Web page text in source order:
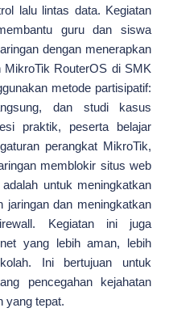
lalu lintas data. Kegiatan
guru dan siswa
dengan menerapkan
MikroTik RouterOS di SMK
metode partisipatif:
dan studi kasus
praktik, peserta belajar
perangkat MikroTik,
memblokir situs web
untuk meningkatkan
jaringan dan meningkatkan
Kegiatan ini juga
yang lebih aman, lebih
Ini bertujuan untuk
pencegahan kejahatan
yang tepat.